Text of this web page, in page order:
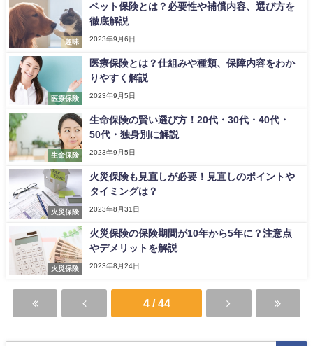
趣味
ペット保険とは？必要性や補償内容、選び方を
徹底解説
2023年9月6日
医療保険
医療保険とは？仕組みや種類、保障内容をわか
りやすく解説
2023年9月5日
生命保険
生命保険の賢い選び方！20代・30代・40代・
50代・独身別に解説
2023年9月5日
火災保険
火災保険も見直しが必要！見直しのポイントや
タイミングは？
2023年8月31日
火災保険
火災保険の保険期間が10年から5年に？注意点
やデメリットを解説
2023年8月24日
4 / 44